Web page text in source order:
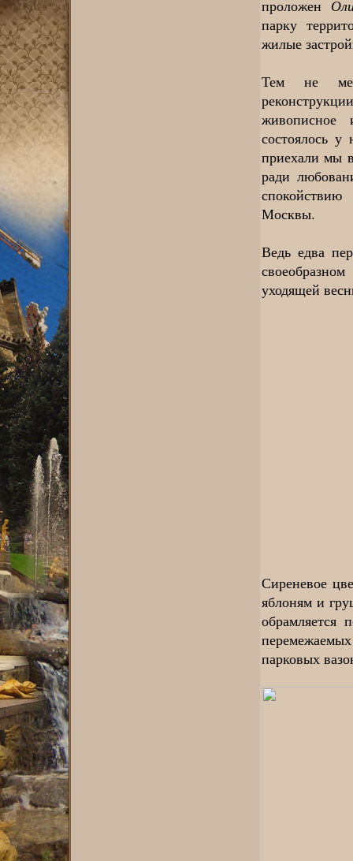
проложен
парку
жилые
Тем не
живописное
состоялось
приехали мы
ради
Москвы.
Ведь едва
уходящей
Сиреневое
яблоням и
обрамляется
парковых